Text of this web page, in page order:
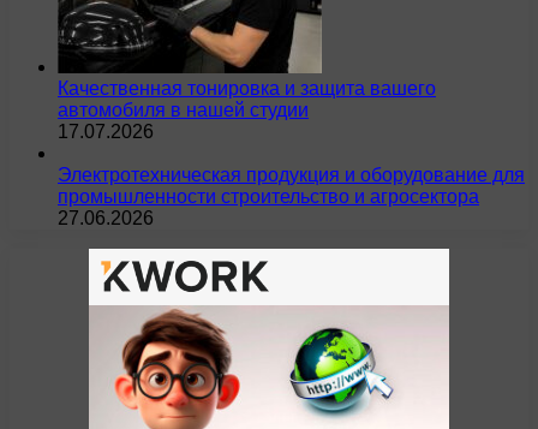
Качественная тонировка и защита вашего
автомобиля в нашей студии
17.07.2026
Электротехническая продукция и оборудование для
промышленности строительство и агросектора
27.06.2026